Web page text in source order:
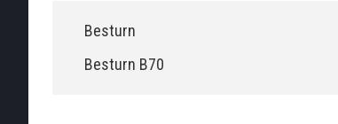
Besturn
Besturn B70